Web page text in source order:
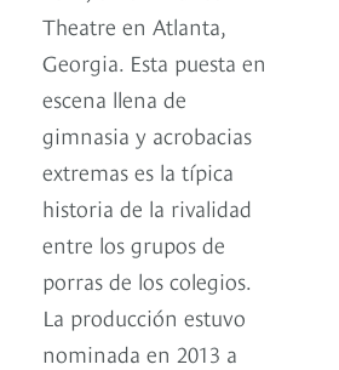
Theatre en Atlanta,
Georgia. Esta puesta en
escena llena de
gimnasia y acrobacias
extremas es la típica
historia de la rivalidad
entre los grupos de
porras de los colegios.
La producción estuvo
nominada en 2013 a